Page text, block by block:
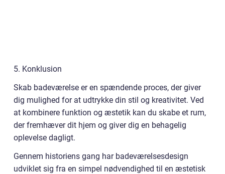
5. Konklusion
Skab badeværelse er en spændende proces, der giver
dig mulighed for at udtrykke din stil og kreativitet. Ved
at kombinere funktion og æstetik kan du skabe et rum,
der fremhæver dit hjem og giver dig en behagelig
oplevelse dagligt.
Gennem historiens gang har badeværelsesdesign
udviklet sig fra en simpel nødvendighed til en æstetisk